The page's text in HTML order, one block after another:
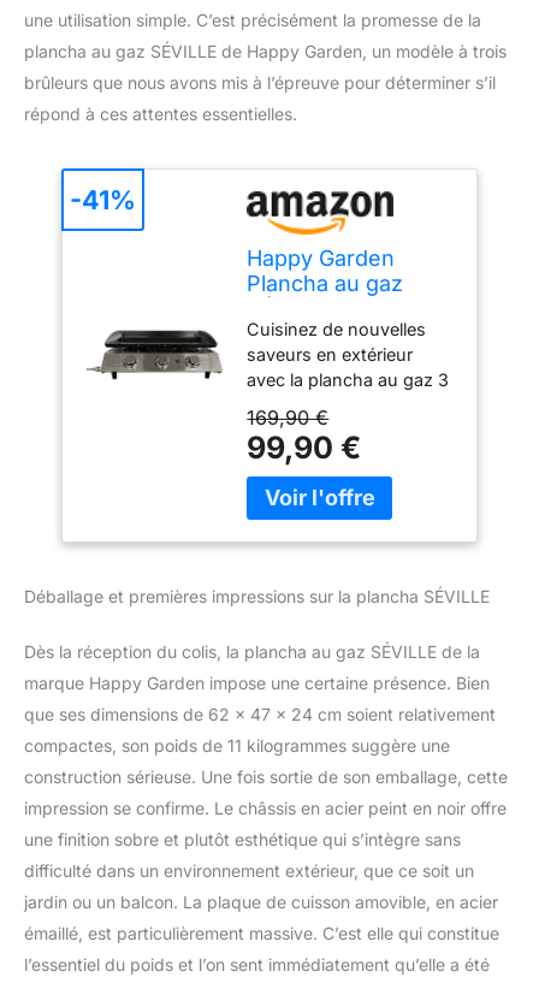
une utilisation simple. C’est précisément la promesse de la
plancha au gaz SÉVILLE de Happy Garden, un modèle à trois
brûleurs que nous avons mis à l’épreuve pour déterminer s’il
répond à ces attentes essentielles.
Happy Garden
Plancha au gaz
brûleurs 7,5kW
Cuisinez de nouvelles
saveurs en extérieur
avec la plancha au gaz 3
Plancha : L 62 × l 47 × H
24cm - Surface de
chauffe : 62 × l 33,5cm ×
Ép 0,35cm Matières :
Brûleurs : acier
Structure : noire -
Panneau de contrôle :
inox À monter (notice
- Livraison en 1 colis en
pas de porte, en bas
d'immeuble
169,90 €
99,90 €
-41%
Déballage et premières impressions sur la plancha SÉVILLE
Dès la réception du colis, la plancha au gaz SÉVILLE de la
marque Happy Garden impose une certaine présence. Bien
que ses dimensions de 62 x 47 x 24 cm soient relativement
compactes, son poids de 11 kilogrammes suggère une
construction sérieuse. Une fois sortie de son emballage, cette
impression se confirme. Le châssis en acier peint en noir offre
une finition sobre et plutôt esthétique qui s’intègre sans
difficulté dans un environnement extérieur, que ce soit un
jardin ou un balcon. La plaque de cuisson amovible, en acier
émaillé, est particulièrement massive. C’est elle qui constitue
l’essentiel du poids et l’on sent immédiatement qu’elle a été